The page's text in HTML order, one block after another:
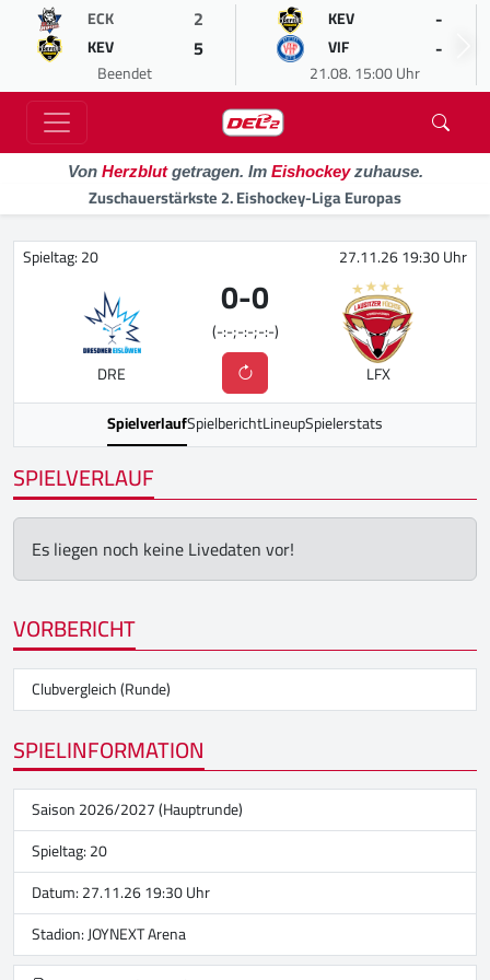
ECK 2
KEV 5
Beendet
KEV -
VIF -
21.08. 15:00 Uhr
Von Herzblutgetragen. Im Eishockeyzuhause.
Zuschauerstärkste 2. Eishockey-Liga Europas
Spieltag: 20 27.11.26 19:30 Uhr
DRE
0-0
(-:-;-:-;-:-)
LFX
SpielverlaufSpielberichtLineupSpielerstats
SPIELVERLAUF
Es liegen noch keine Livedaten vor!
VORBERICHT
Clubvergleich (Runde)
SPIELINFORMATION
Saison 2026/2027 (Hauptrunde)
Spieltag: 20
Datum: 27.11.26 19:30 Uhr
Stadion:JOYNEXT Arena